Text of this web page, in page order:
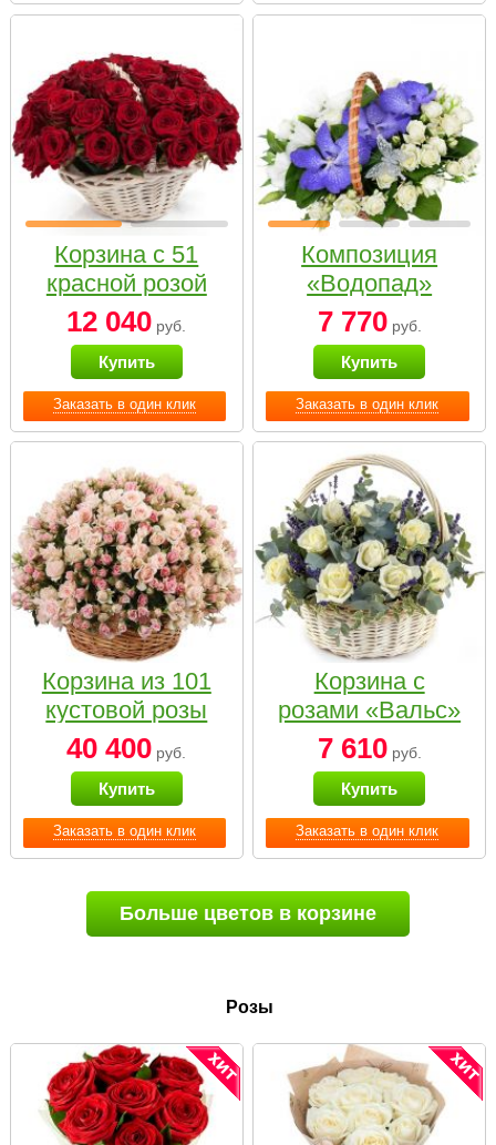
Заказать в один клик
Корзина с 51
красной розой
12 040 руб.
Купить
Заказать в один клик
Композиция
«Водопад»
7 770руб.
Купить
Заказать в один клик
Корзина из 101
кустовой розы
нежных тонов
40 400 руб.
Купить
Заказать в один клик
Корзина с
розами «Вальс»
7 610руб.
Купить
Больше цветов в корзине
Розы